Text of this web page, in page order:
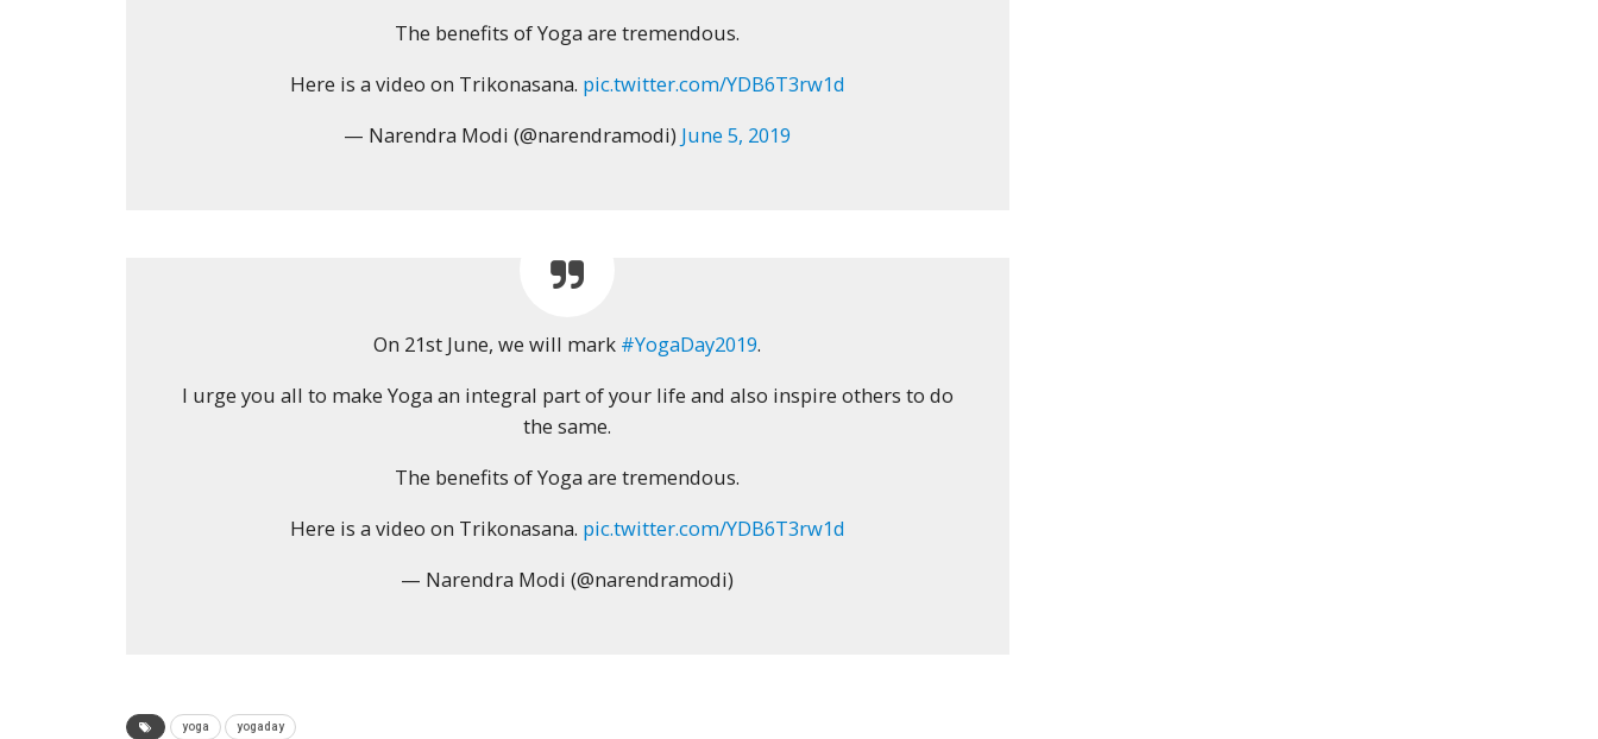
The benefits of Yoga are tremendous.
Here is a video on Trikonasana. pic.twitter.com/YDB6T3rw1d
— Narendra Modi (@narendramodi) June 5, 2019
On 21st June, we will mark #YogaDay2019.
I urge you all to make Yoga an integral part of your life and also inspire others to do
the same.
The benefits of Yoga are tremendous.
Here is a video on Trikonasana. pic.twitter.com/YDB6T3rw1d
— Narendra Modi (@narendramodi)
yoga yogaday